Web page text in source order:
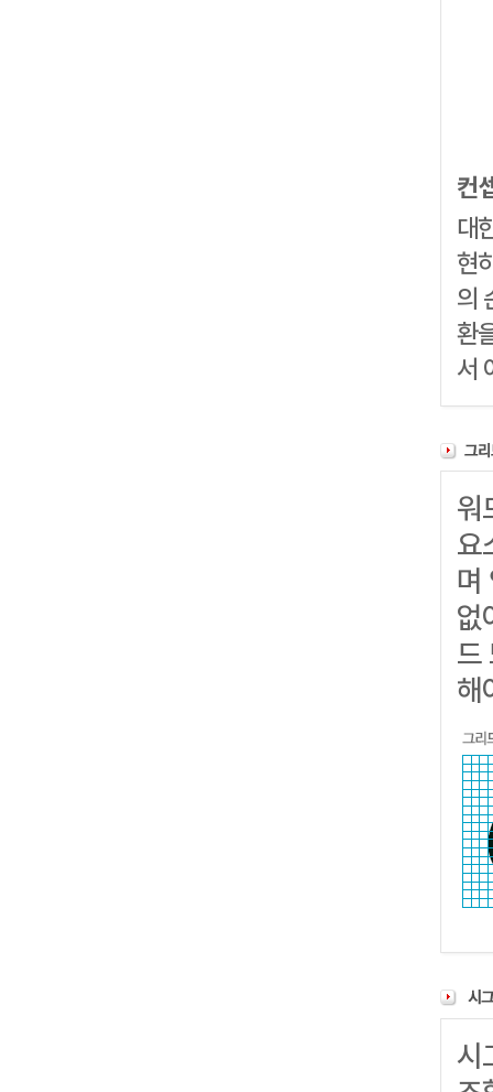
컨
대
현
의
환
서
워
요
며
없
드
해
시